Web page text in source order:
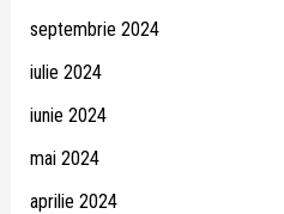
septembrie 2024
iulie 2024
iunie 2024
mai 2024
aprilie 2024